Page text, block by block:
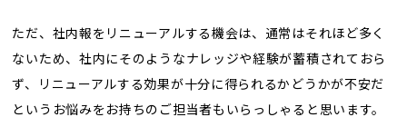
ただ、社内報をリニューアルする機会は、通常はそれほど多く
ないため、社内にそのようなナレッジや経験が蓄積されておら
ず、リニューアルする効果が十分に得られるかどうかが不安だ
というお悩みをお持ちのご担当者もいらっしゃると思います。